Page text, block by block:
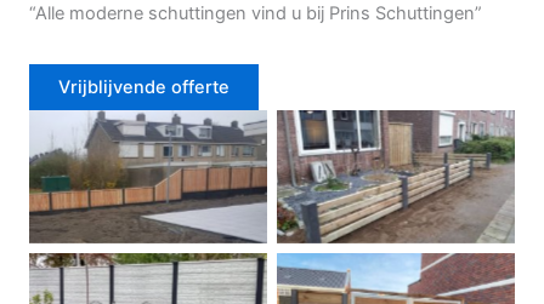
“Alle moderne schuttingen vind u bij Prins Schuttingen”
Vrijblijvende offerte
Douglas schutting Tuinhek voortuin